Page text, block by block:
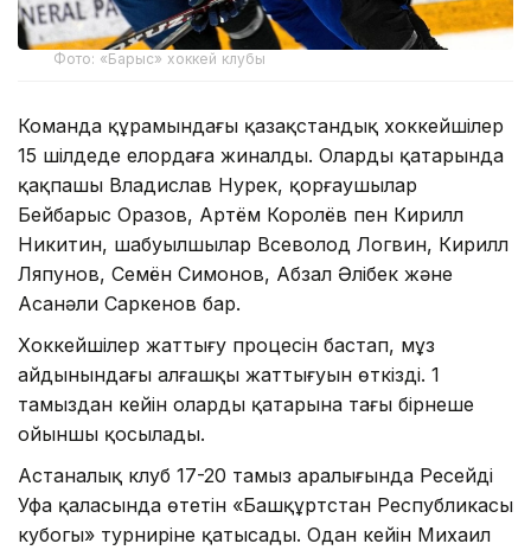
Фото: «Барыс» хоккей клубы
Команда құрамындағы қазақстандық хоккейшілер
15 шілдеде елордаға жиналды. Олардың қатарында
қақпашы Владислав Нурек, қорғаушылар
Бейбарыс Оразов, Артём Королёв пен Кирилл
Никитин, шабуылшылар Всеволод Логвин, Кирилл
Ляпунов, Семён Симонов, Абзал Әлібек және
Асанәли Саркенов бар.
Хоккейшілер жаттығу процесін бастап, мұз
айдынындағы алғашқы жаттығуын өткізді. 1
тамыздан кейін олардың қатарына тағы бірнеше
ойыншы қосылады.
Астаналық клуб 17-20 тамыз аралығында Ресейдің
Уфа қаласында өтетін «Башқұртстан Республикасы
кубогы» турниріне қатысады. Одан кейін Михаил